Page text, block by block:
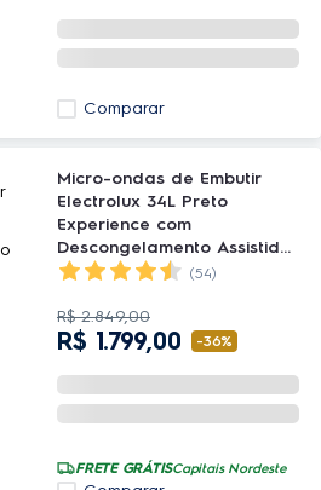
Comparar
Micro-ondas de Embutir
Electrolux 34L Preto
Experience com
Descongelamento Assistido
(ME3BP)
(54)
R$ 2.849,00
R$ 1.799,00 -36%
FRETE GRÁTISCapitais Nordeste